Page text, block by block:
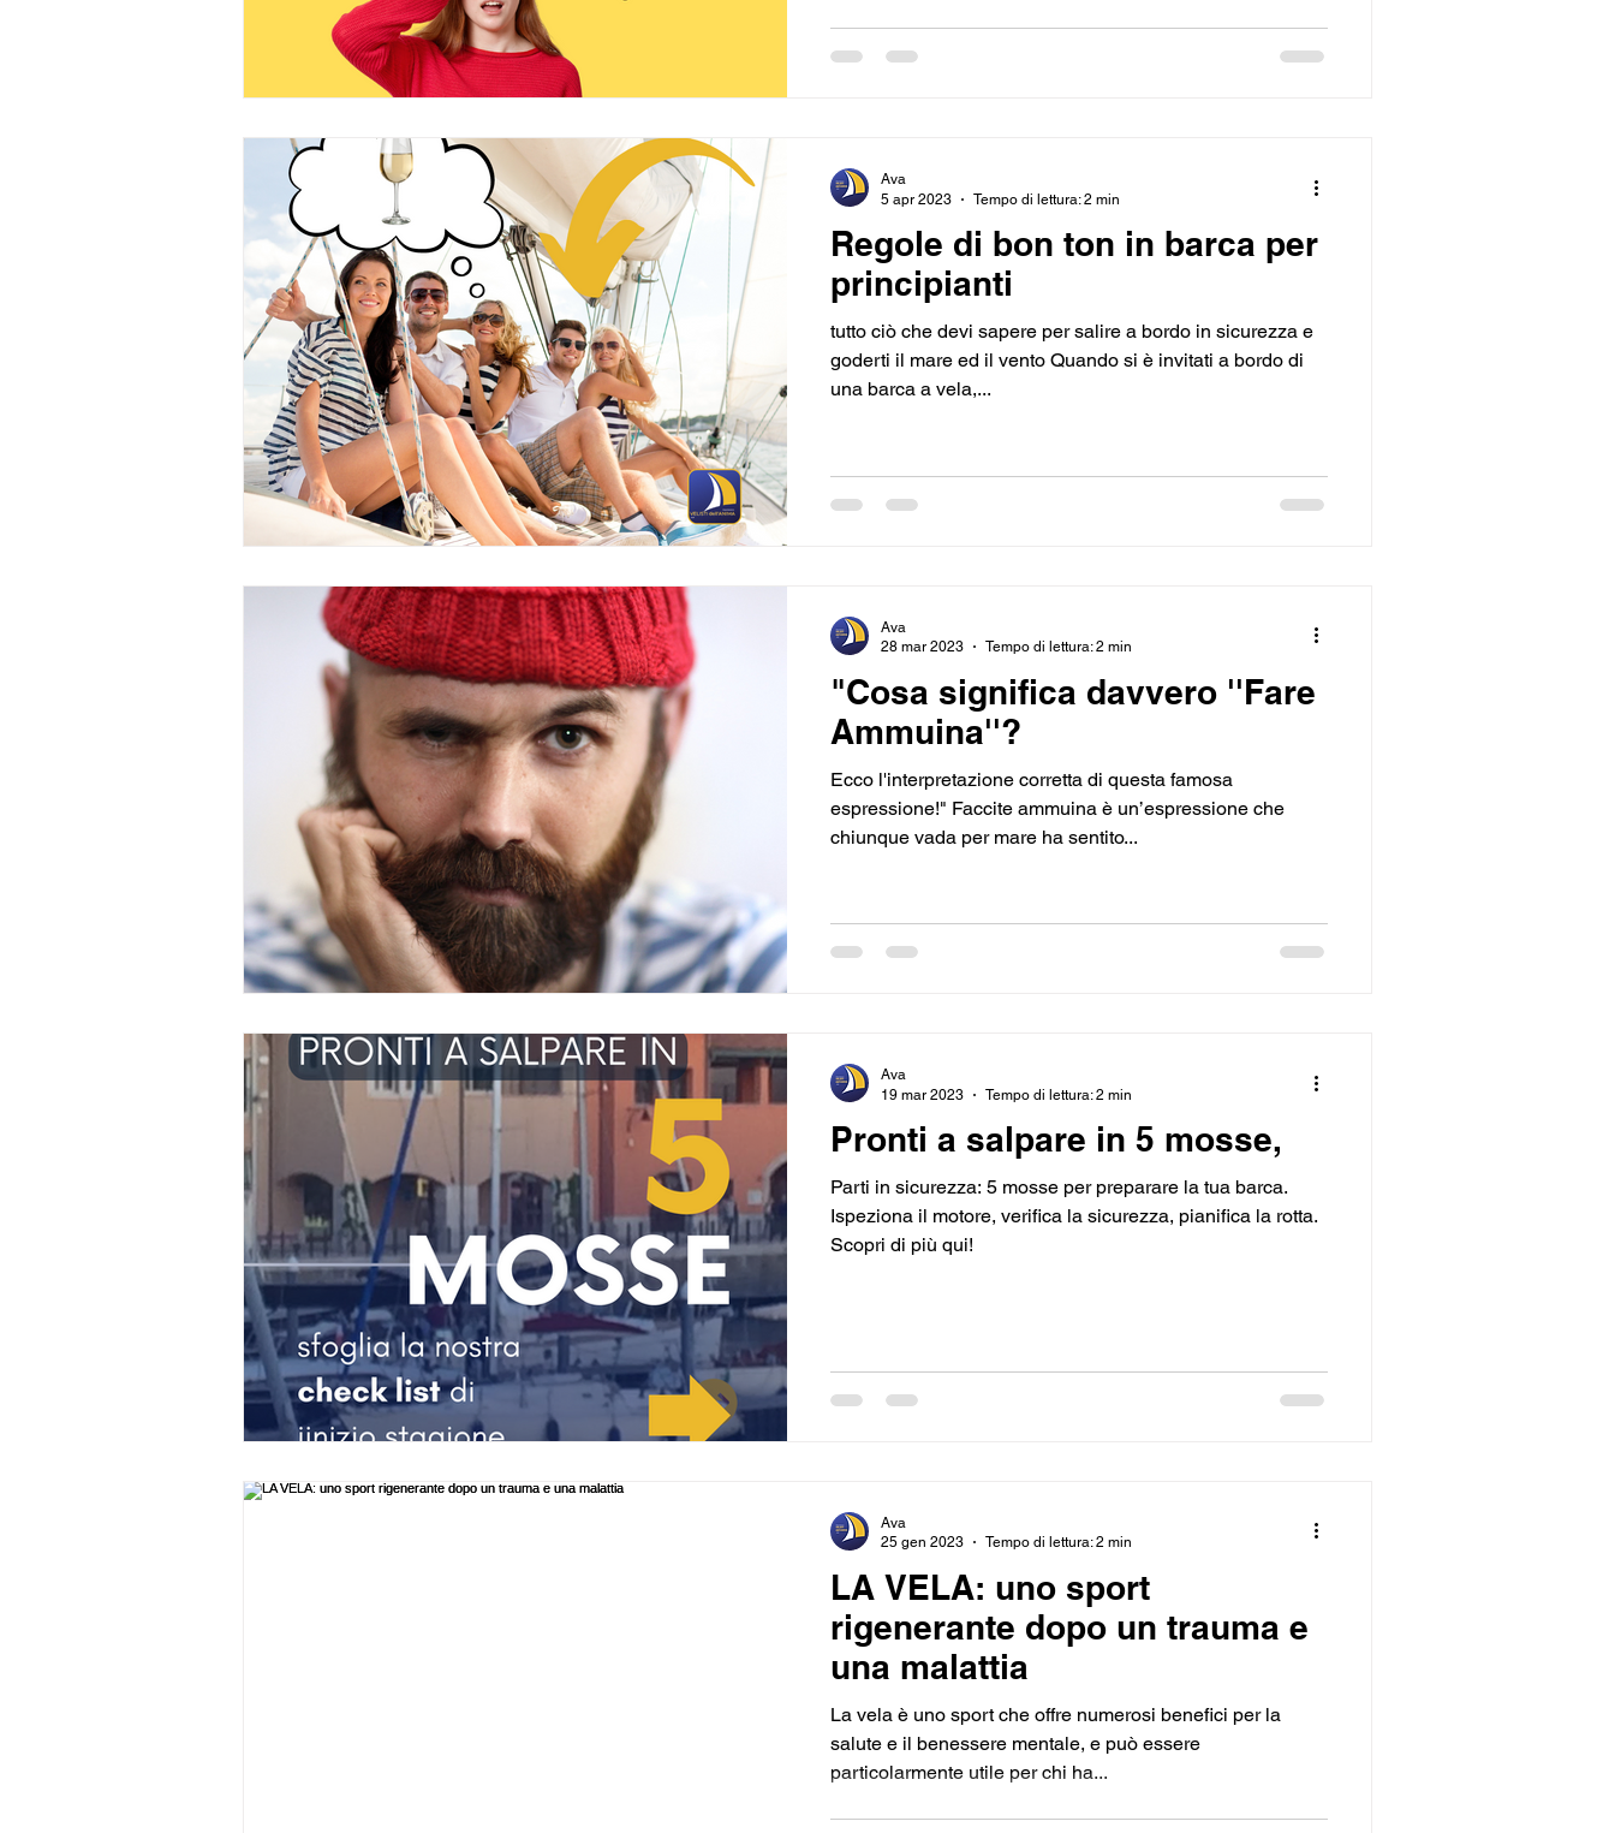
Regole di bon ton in barca per
principianti
tutto ciò che devi sapere per salire a bordo in sicurezza e
goderti il mare ed il vento Quando si è invitati a bordo di
una barca a vela,...
Ava
5 apr 2023
Tempo di lettura: 2 min
"Cosa significa davvero ''Fare
Ammuina''?
Ecco l'interpretazione corretta di questa famosa
espressione!" Faccite ammuina è un’espressione che
chiunque vada per mare ha sentito...
Ava
28 mar 2023
Tempo di lettura: 2 min
Pronti a salpare in 5 mosse,
Parti in sicurezza: 5 mosse per preparare la tua barca.
Ispeziona il motore, verifica la sicurezza, pianifica la rotta.
Scopri di più qui!
Ava
19 mar 2023
Tempo di lettura: 2 min
LA VELA: uno sport
rigenerante dopo un trauma e
una malattia
La vela è uno sport che offre numerosi benefici per la
salute e il benessere mentale, e può essere
particolarmente utile per chi ha...
Ava
25 gen 2023
Tempo di lettura: 2 min